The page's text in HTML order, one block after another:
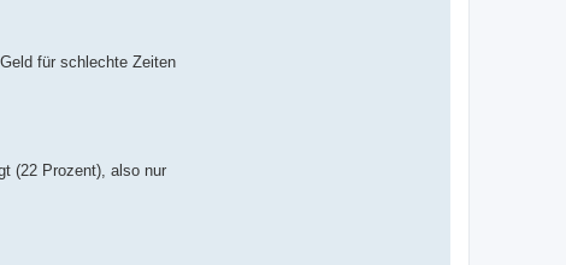
für schlechte Zeiten
(22 Prozent), also nur